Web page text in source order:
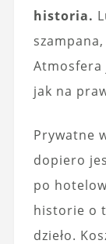
historia.
jak na
Prywatne
dopiero
po
historie o
dzieło.